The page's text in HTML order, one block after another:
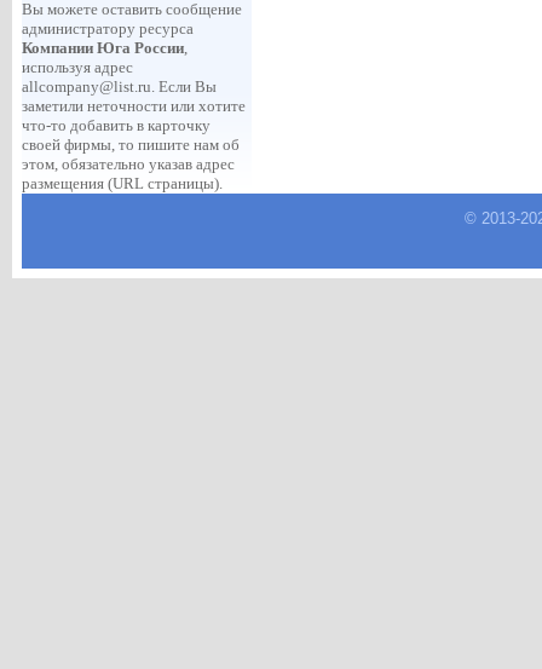
Вы можете оставить сообщение
администратору ресурса
Компании Юга России,
используя адрес
allcompany@list.ru. Если Вы
заметили неточности или хотите
что-то добавить в карточку
своей фирмы, то пишите нам об
этом, обязательно указав адрес
размещения (URL страницы).
© 2013-